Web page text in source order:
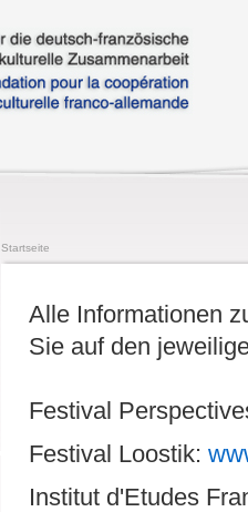
Startseite
Alle Informationen
Sie auf den
Festival
Festival Loostik:
Institut d'Etudes